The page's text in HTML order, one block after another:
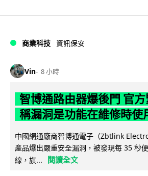
商業科技 資訊保安
Vin 8 小時
智博通路由器爆後門 官
稱漏洞是功能在維修時使
中國網通廠商智博通電子（Zbtlink
產品爆出嚴重安全漏洞，被發現每 35 秒
線，旗...
閱讀全文